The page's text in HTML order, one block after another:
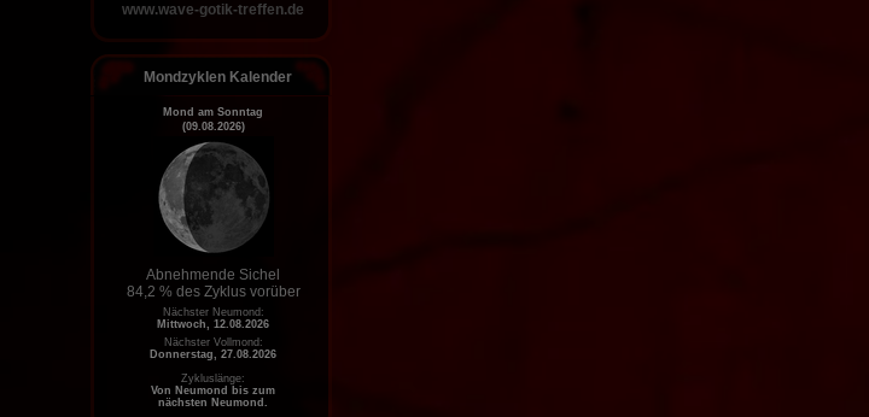
www.wave-gotik-treffen.de
Mondzyklen Kalender
Mond am Sonntag
(09.08.2026)
Abnehmende Sichel
84,2 % des Zyklus vorüber
Nächster Neumond:
Mittwoch, 12.08.2026
Nächster Vollmond:
Donnerstag, 27.08.2026
Zykluslänge:
Von Neumond bis zum
nächsten Neumond.